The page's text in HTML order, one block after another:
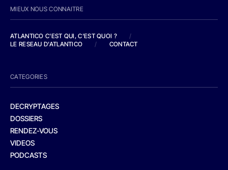
MIEUX NOUS CONNAITRE
ATLANTICO C'EST QUI, C'EST QUOI ?
/
LE RESEAU D'ATLANTICO
/ CONTACT
CATEGORIES
DECRYPTAGES
DOSSIERS
RENDEZ-VOUS
VIDEOS
PODCASTS